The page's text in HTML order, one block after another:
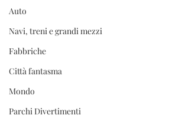
Auto
Navi, treni e grandi mezzi
Fabbriche
Città fantasma
Mondo
Parchi Divertimenti